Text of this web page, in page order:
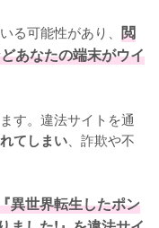
る可能性があり、 閲
あなたの端末がウイ
す。違法サイトを通
てしまい 、詐欺や不
異世界転生したポン